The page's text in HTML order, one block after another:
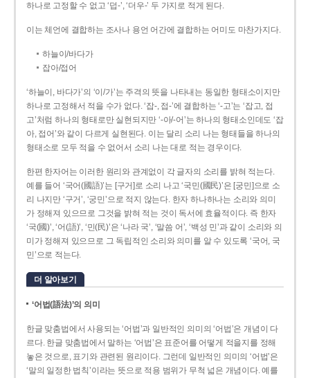
하나로 고정할 수 없고 ‘덥-’, ‘더우-’ 두 가지로 적게 된다.
이는 체언에 결합하는 조사나 용언 어간에 결합하는 어미도 마찬가지다.
하늘이/바다가
잡아/접어
‘하늘이, 바다가’의 ‘이/가’는 주격의 뜻을 나타내는 동일한 형태소이지만
하나로 고정해서 적을 수가 없다. ‘잡-, 접-’에 결합하는 ‘-고’는 ‘잡고, 접
고’처럼 하나의 형태로만 실현되지만 ‘-아/-어’는 하나의 형태소인데도 ‘잡
아, 접어’와 같이 다르게 실현된다. 이는 달리 소리 나는 형태들을 하나의
형태소로 모두 적을 수 없어서 소리 나는 대로 적는 경우이다.
한편 한자어는 이러한 원리와 관계없이 각 글자의 소리를 밝혀 적는다.
예를 들어 ‘국어(國語)’는 [구거]로 소리 나고 ‘국민(國民)’은 [궁민]으로 소
리 나지만 ‘구거’, ‘궁민’으로 적지 않는다. 한자 하나하나는 소리와 의미
가 정해져 있으므로 그것을 밝혀 적는 것이 독서에 효율적이다. 즉 한자
‘국(國)’, ‘어(語)’, ‘민(民)’은 ‘나라 국’, ‘말씀 어’, ‘백성 민’과 같이 소리와 의
미가 정해져 있으므로 그 독립적인 소리와 의미를 알 수 있도록 ‘국어, 국
민’으로 적는다.
더 알아보기
‘어법(語法)’의 의미
한글 맞춤법에서 사용되는 ‘어법’과 일반적인 의미의 ‘어법’은 개념이 다
르다. 한글 맞춤법에서 말하는 ‘어법’은 표준어를 어떻게 적을지를 정해
놓은 것으로, 표기와 관련된 원리이다. 그런데 일반적인 의미의 ‘어법’은
‘말의 일정한 법칙’이라는 뜻으로 적용 범위가 무척 넓은 개념이다. 예를